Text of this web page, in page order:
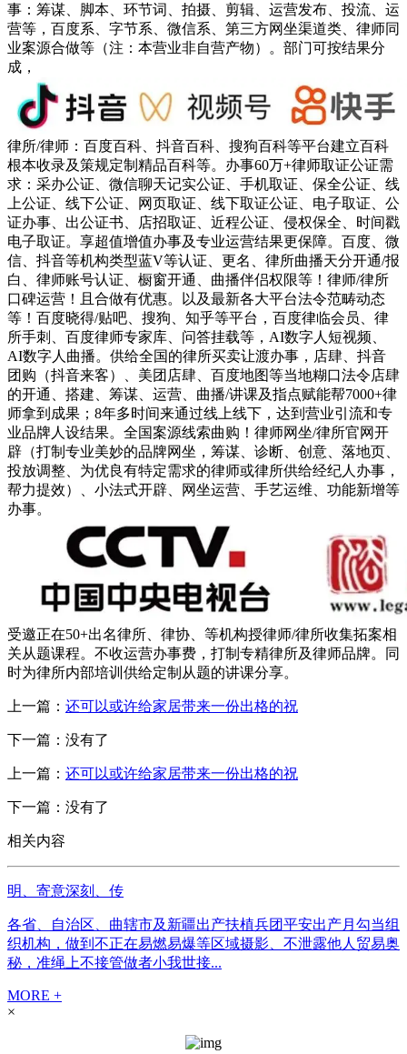
事：筹谋、脚本、环节词、拍摄、剪辑、运营发布、投流、运
营等，百度系、字节系、微信系、第三方网坐渠道类、律师同
业案源合做等（注：本营业非自营产物）。部门可按结果分
成，
律所/律师：百度百科、抖音百科、搜狗百科等平台建立百科
根本收录及策规定制精品百科等。办事60万+律师取证公证需
求：采办公证、微信聊天记实公证、手机取证、保全公证、线
上公证、线下公证、网页取证、线下取证公证、电子取证、公
证办事、出公证书、店招取证、近程公证、侵权保全、时间戳
电子取证。享超值增值办事及专业运营结果更保障。百度、微
信、抖音等机构类型蓝V等认证、更名、律所曲播天分开通/报
白、律师账号认证、橱窗开通、曲播伴侣权限等！律师/律所
口碑运营！且合做有优惠。以及最新各大平台法令范畴动态
等！百度晓得/贴吧、搜狗、知乎等平台，百度律临会员、律
所手刺、百度律师专家库、问答挂载等，AI数字人短视频、
AI数字人曲播。供给全国的律所买卖让渡办事，店肆、抖音
团购（抖音来客）、美团店肆、百度地图等当地糊口法令店肆
的开通、搭建、筹谋、运营、曲播/讲课及指点赋能帮7000+律
师拿到成果；8年多时间来通过线上线下，达到营业引流和专
业品牌人设结果。全国案源线索曲购！律师网坐/律所官网开
辟（打制专业美妙的品牌网坐，筹谋、诊断、创意、落地页、
投放调整、为优良有特定需求的律师或律所供给经纪人办事，
帮力提效）、小法式开辟、网坐运营、手艺运维、功能新增等
办事。
受邀正在50+出名律所、律协、等机构授律师/律所收集拓案相
关从题课程。不收运营办事费，打制专精律所及律师品牌。同
时为律所内部培训供给定制从题的讲课分享。
上一篇： 还可以或许给家居带来一份出格的祝
下一篇：没有了
上一篇： 还可以或许给家居带来一份出格的祝
下一篇：没有了
相关内容
明、寄意深刻、传
各省、自治区、曲辖市及新疆出产扶植兵团平安出产月勾当组
织机构，做到不正在易燃易爆等区域摄影、不泄露他人贸易奥
秘，准绳上不接管做者小我世接...
MORE +
×